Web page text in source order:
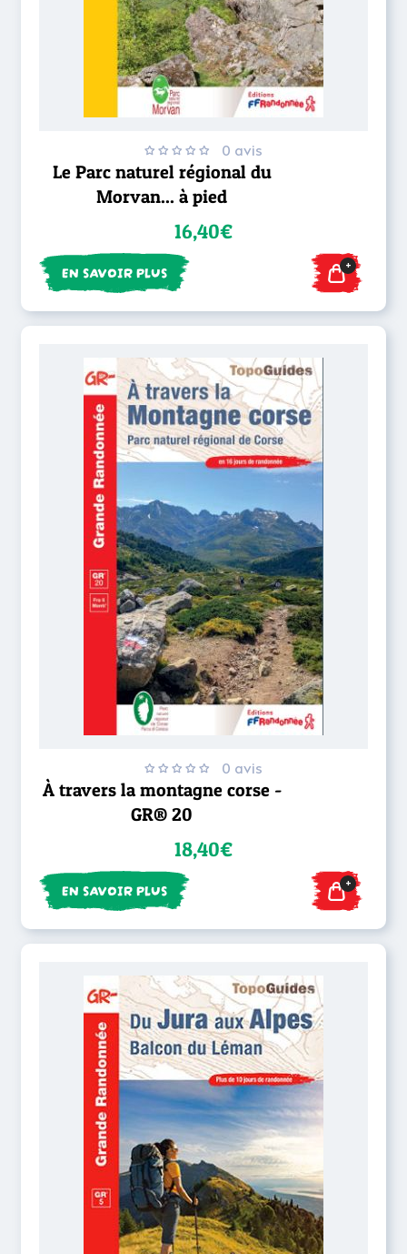
0 avis
Le Parc naturel régional du
Morvan... à pied
16,40€
EN SAVOIR PLUS +
0 avis
À travers la montagne corse -
GR® 20
18,40€
EN SAVOIR PLUS +